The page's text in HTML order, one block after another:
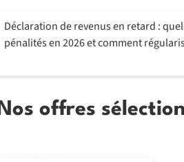
Déclaration de revenus en retard :
pénalités en 2026 et comment
Nos offres